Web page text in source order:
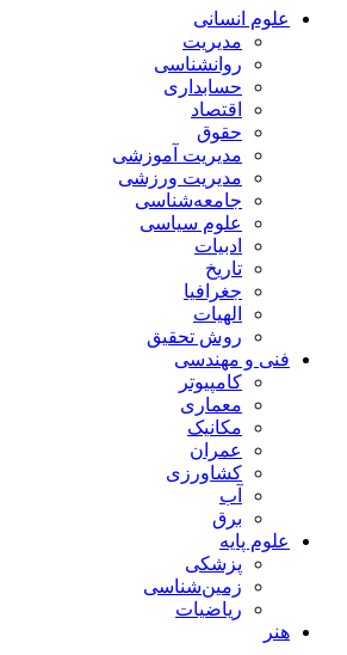
علوم انسانی
مدیریت
روانشناسی
حسابداری
اقتصاد
حقوق
مدیریت آموزشی
مدیریت ورزشی
جامعه‌شناسی
علوم سیاسی
ادبیات
تاریخ
جغرافیا
الهیات
روش تحقیق
فنی و مهندسی
کامپیوتر
معماری
مکانیک
عمران
کشاورزی
آب
برق
علوم پایه
پزشکی
زمین‌شناسی
ریاضیات
هنر